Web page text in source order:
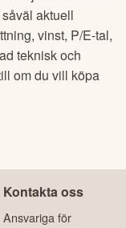
aktuell
vinst, P/E-tal,
teknisk och
om du vill köpa
Kontakta oss
Ansvariga för